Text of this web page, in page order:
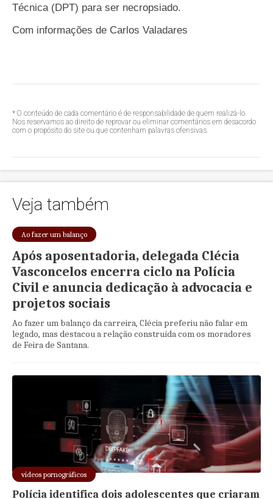
Técnica (DPT) para ser necropsiado.
Com informações de Carlos Valadares
* O conteúdo de cada comentário é de responsabilidade de quem realizá-lo.
Nos reservamos ao direito de reprovar ou eliminar comentários em desacordo
com o propósito do site ou que contenham palavras ofensivas.
Veja também
Ao fazer um balanço
Após aposentadoria, delegada Clécia
Vasconcelos encerra ciclo na Polícia
Civil e anuncia dedicação à advocacia e
projetos sociais
Ao fazer um balanço da carreira, Clécia preferiu não falar em
legado, mas destacou a relação construída com os moradores
de Feira de Santana.
vídeos pornográficos
Polícia identifica dois adolescentes que criaram